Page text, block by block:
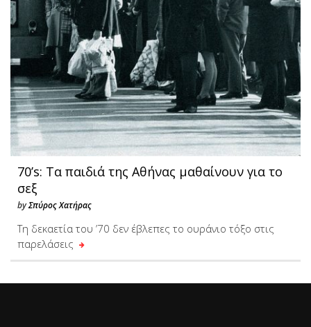
70’s: Τα παιδιά της Αθήνας μαθαίνουν για το
σεξ
byΣπύρος Χατήρας
Τη δεκαετία του ’70 δεν έβλεπες το ουράνιο τόξο στις
παρελάσεις